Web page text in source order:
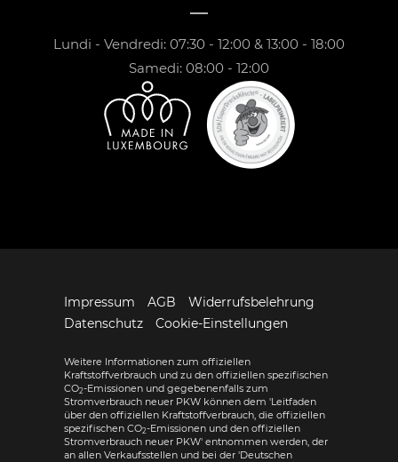
Lundi - Vendredi: 07:30 - 12:00 & 13:00 - 18:00
Samedi: 08:00 - 12:00
Impressum AGB
Widerrufsbelehrung
Datenschutz
Cookie-Einstellungen
Weitere Informationen zum offiziellen
Kraftstoffverbrauch und zu den offiziellen spezifischen
CO2-Emissionen und gegebenenfalls zum
Stromverbrauch neuer PKW können dem 'Leitfaden
über den offiziellen Kraftstoffverbrauch, die offiziellen
spezifischen CO2-Emissionen und den offiziellen
Stromverbrauch neuer PKW' entnommen werden, der
an allen Verkaufsstellen und bei der 'Deutschen